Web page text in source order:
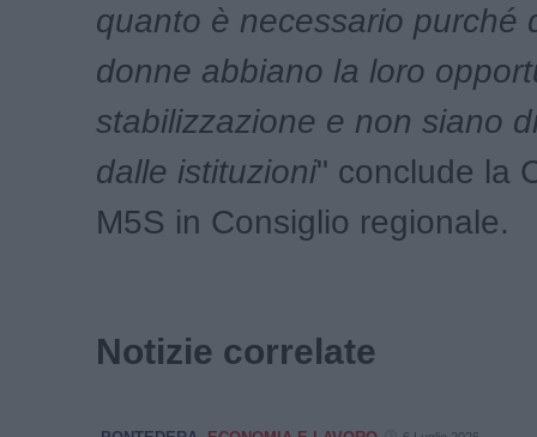
quanto è necessario purché
donne abbiano la loro
stabilizzazione e non siano
dalle istituzioni" conclude la
M5S in Consiglio regionale.
Notizie correlate